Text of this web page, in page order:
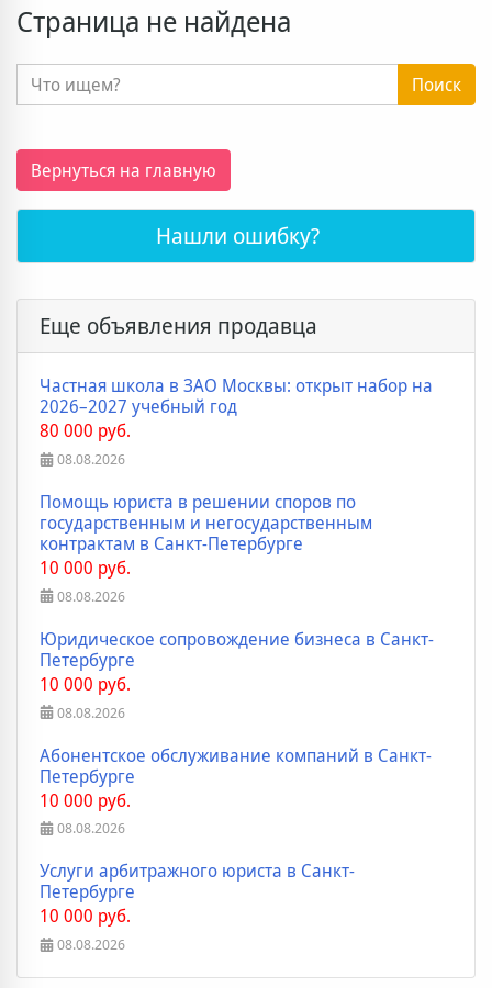
Страница не найдена
Поиск
Вернуться на главную
Нашли ошибку?
Еще объявления продавца
Частная школа в ЗАО Москвы: открыт набор на
2026–2027 учебный год
80 000 руб.
08.08.2026
Помощь юриста в решении споров по
государственным и негосударственным
контрактам в Санкт-Петербурге
10 000 руб.
08.08.2026
Юридическое сопровождение бизнеса в Санкт-
Петербурге
10 000 руб.
08.08.2026
Абонентское обслуживание компаний в Санкт-
Петербурге
10 000 руб.
08.08.2026
Услуги арбитражного юриста в Санкт-
Петербурге
10 000 руб.
08.08.2026